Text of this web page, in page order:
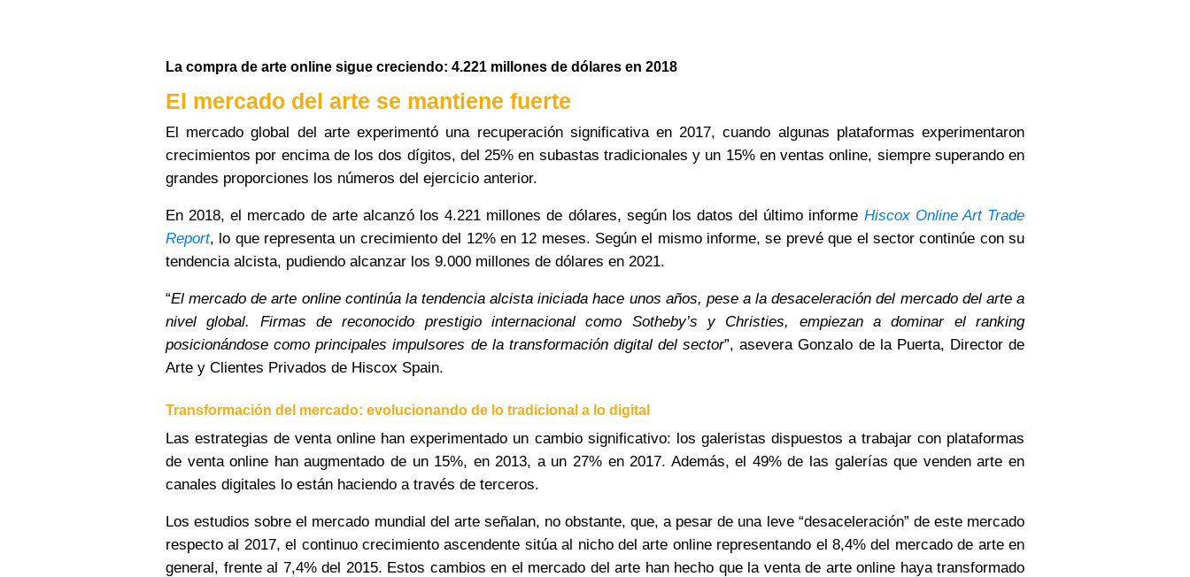
La compra de arte online sigue creciendo: 4.221 millones de dólares en 2018
El mercado del arte se mantiene fuerte
El mercado global del arte experimentó una recuperación significativa en 2017, cuando algunas plataformas experimentaron
crecimientos por encima de los dos dígitos, del 25% en subastas tradicionales y un 15% en ventas online, siempre superando en
grandes proporciones los números del ejercicio anterior.
En 2018, el mercado de arte alcanzó los4.221 millones de dólares, según los datos del último informe Hiscox Online Art Trade
Report, lo que representa un crecimiento del 12% en 12 meses. Según el mismo informe, se prevé que el sector continúe con su
tendencia alcista, pudiendo alcanzar los 9.000 millones de dólares en 2021.
“El mercado de arte online continúa la tendencia alcista iniciada hace unos años, pese a la desaceleración del mercado del arte a
nivel global. Firmas de reconocido prestigio internacional como Sotheby’s y Christies, empiezan a dominar el ranking
posicionándose como principales impulsores de la transformación digital del sector”, asevera Gonzalo de la Puerta, Director de
Arte y Clientes Privados de Hiscox Spain.
Transformación del mercado: evolucionando de lo tradicional a lo digital
Las estrategias de venta online han experimentado un cambio significativo: los galeristas dispuestos a trabajar con plataformas
de venta online han augmentado de un 15%, en 2013, a un 27% en 2017. Además, el 49% de las galerías que venden arte en
canales digitales lo están haciendo a través de terceros.
Los estudios sobre el mercado mundial del arte señalan, no obstante, que, a pesar de una leve “desaceleración” de este mercado
respecto al 2017, el continuo crecimiento ascendente sitúa al nicho del arte online representando el 8,4% del mercado de arte en
general, frente al 7,4% del 2015. Estos cambios en el mercado del arte han hecho que la venta de arte online haya transformado